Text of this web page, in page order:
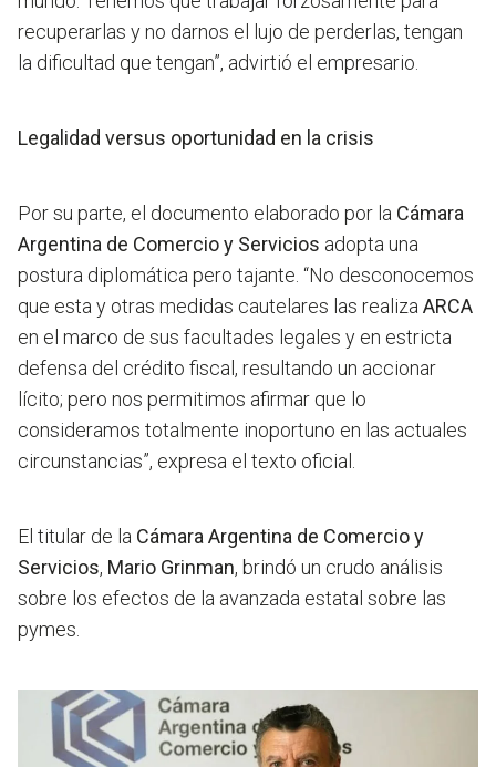
recuperarlas y no darnos el lujo de perderlas, tengan
la dificultad que tengan”, advirtió el empresario.
Legalidad versus oportunidad en la crisis
Por su parte, el documento elaborado por la Cámara
Argentina de Comercio y Servicios adopta una
postura diplomática pero tajante. “No desconocemos
que esta y otras medidas cautelares las realiza ARCA
en el marco de sus facultades legales y en estricta
defensa del crédito fiscal, resultando un accionar
lícito; pero nos permitimos afirmar que lo
consideramos totalmente inoportuno en las actuales
circunstancias”, expresa el texto oficial.
El titular de la Cámara Argentina de Comercio y
Servicios, Mario Grinman, brindó un crudo análisis
sobre los efectos de la avanzada estatal sobre las
pymes.